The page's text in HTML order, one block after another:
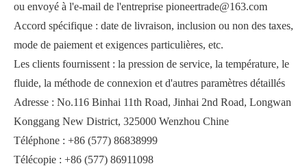
Vanne à boisseau sphérique inférieure du réservoir de remplissage de cavité GQ8c1F Robinet à tournant sphérique à fond affleurant avec tige inclinée
ou envoyé à l'e-mail de l'entreprise pioneertrade@163.com
Accord spécifique : date de livraison, inclusion ou non des taxes,
mode de paiement et exigences particulières, etc.
Les clients fournissent : la pression de service, la température, le
fluide, la méthode de connexion et d'autres paramètres détaillés
Adresse : No.116 Binhai 11th Road, Jinhai 2nd Road, Longwan
Konggang New District, 325000 Wenzhou Chine
Téléphone : +86 (577) 86838999
Télécopie : +86 (577) 86911098